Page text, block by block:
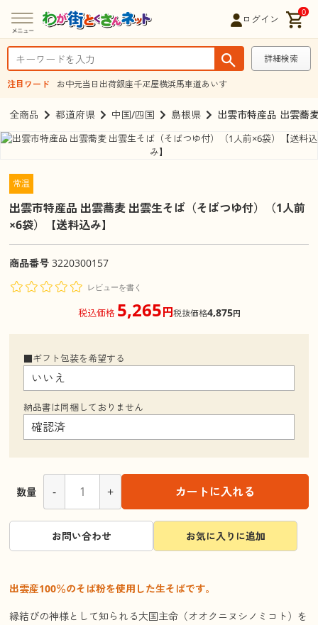
ログイン
0
詳細検索
注目ワード お中元当日出荷銀座千疋屋横浜馬車道あいす
全商品 都道府県 中国/四国 島根県 出雲市特産品 出雲蕎
常温
出雲市特産品 出雲蕎麦 出雲生そば（そばつゆ付）（1人前
×6袋）【送料込み】
商品番号 3220300157
レビューを書く
税込価格 5,265円税抜価格4,875円
■ギフト包装を希望する
納品書は同梱しておりません
数量 - + カートに入れる
お問い合わせ お気に入りに追加
出雲産100％のそば粉を使用した生そばです。
縁結びの神様として知られる大国主命（オオクニヌシノミコト）を